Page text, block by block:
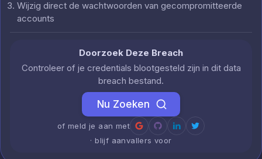
Wijzig direct de wachtwoorden van gecompromitteerde
accounts
Doorzoek Deze Breach
Controleer of je credentials blootgesteld zijn in dit data
breach bestand.
Nu Zoeken
of meld je aan met
· blijf aanvallers voor